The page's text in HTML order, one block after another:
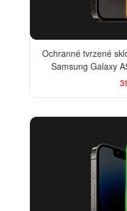
Ochranné tvrzené
Samsung Galaxy